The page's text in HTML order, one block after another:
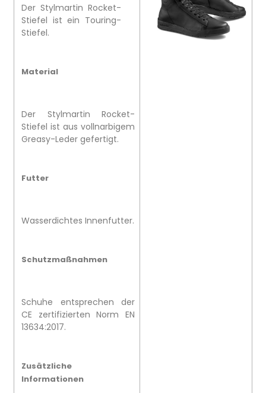
Der Stylmartin Rocket-
Stiefel ist ein Touring-
Stiefel.
Material
Der Stylmartin Rocket-
Stiefel ist aus vollnarbigem
Greasy-Leder gefertigt.
Futter
Wasserdichtes Innenfutter.
Schutzmaßnahmen
Schuhe entsprechen der
CE zertifizierten Norm EN
13634:2017.
Zusätzliche
Informationen